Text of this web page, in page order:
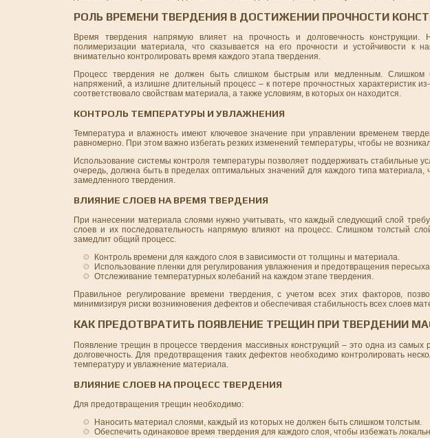
РОЛЬ ВРЕМЕНИ ТВЕРДЕНИЯ В ДОСТИЖЕНИИ ПРОЧНОСТИ
Время твердения напрямую влияет на прочность и долговечность
полимеризации материала, что сказывается на его прочности и устойчивости к
внимательно контролировать время каждого этапа твердения.
Процесс твердения не должен быть слишком быстрым или медленным. Слишком
напряжений, а излишне длительный процесс – к потере прочностных характеристик
соответствовало свойствам материала, а также условиям, в которых он находится.
КОНТРОЛЬ ТЕМПЕРАТУРЫ И УВЛАЖНЕНИЯ
Температура и влажность имеют ключевое значение при управлении временем
равномерно. При этом важно избегать резких изменений температуры, чтобы не
Использование системы контроля температуры позволяет поддерживать стабильные
очередь, должна быть в пределах оптимальных значений для каждого типа
замедленного твердения.
ВЛИЯНИЕ СЛОЕВ НА ВРЕМЯ ТВЕРДЕНИЯ
При нанесении материала слоями нужно учитывать, что каждый следующий слой
слоев и их последовательность напрямую влияют на процесс. Слишком толстый
замедлит общий процесс.
Контроль времени для каждого слоя в зависимости от толщины и материала.
Использование пленки для регулирования увлажнения и предотвращения
Отслеживание температурных колебаний на каждом этапе твердения.
Правильное регулирование времени твердения, с учетом всех этих факторов,
минимизируя риски возникновения дефектов и обеспечивая стабильность всех слоев
КАК ПРЕДОТВРАТИТЬ ПОЯВЛЕНИЕ ТРЕЩИН ПРИ ТВЕРДЕНИИ
Появление трещин в процессе твердения массивных конструкций – это одна из
долговечность. Для предотвращения таких дефектов необходимо контролировать
температуру и увлажнение материала.
ВЛИЯНИЕ СЛОЕВ НА ПРОЦЕСС ТВЕРДЕНИЯ
Для предотвращения трещин необходимо:
Наносить материал слоями, каждый из которых не должен быть слишком толстым.
Обеспечить одинаковое время твердения для каждого слоя, чтобы избежать